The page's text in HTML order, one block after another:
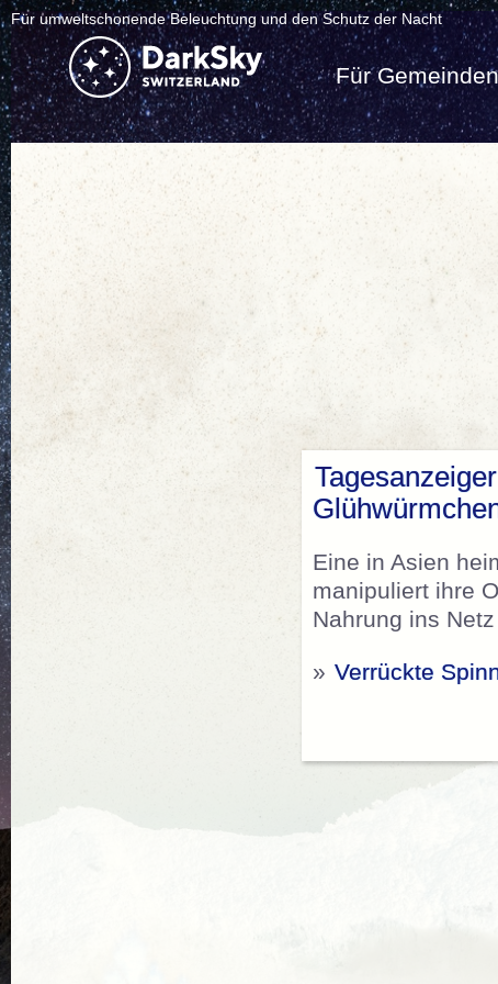
Für umweltschonende Beleuchtung und den Schutz der Nacht
Für
Eine in Asien
manipuliert ihre
Nahrung ins
» Verrückte